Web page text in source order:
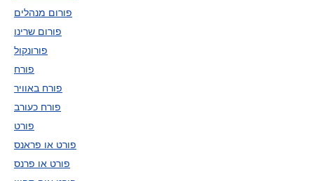
פורום מנהלים
פורום שרינו
פורונקול
פורח
פורח באוויר
פורח כעורב
פורט
פורט או פראנס
פורט או פרנס